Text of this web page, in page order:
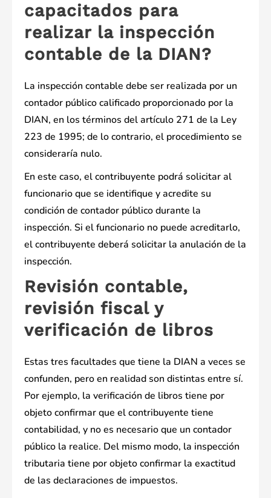
capacitados para
realizar la inspección
contable de la DIAN?
La inspección contable debe ser realizada por un
contador público calificado proporcionado por la
DIAN, en los términos del artículo 271 de la Ley
223 de 1995; de lo contrario, el procedimiento se
consideraría nulo.
En este caso, el contribuyente podrá solicitar al
funcionario que se identifique y acredite su
condición de contador público durante la
inspección. Si el funcionario no puede acreditarlo,
el contribuyente deberá solicitar la anulación de la
inspección.
Revisión contable,
revisión fiscal y
verificación de libros
Estas tres facultades que tiene la DIAN a veces se
confunden, pero en realidad son distintas entre sí.
Por ejemplo, la verificación de libros tiene por
objeto confirmar que el contribuyente tiene
contabilidad, y no es necesario que un contador
público la realice. Del mismo modo, la inspección
tributaria tiene por objeto confirmar la exactitud
de las declaraciones de impuestos.